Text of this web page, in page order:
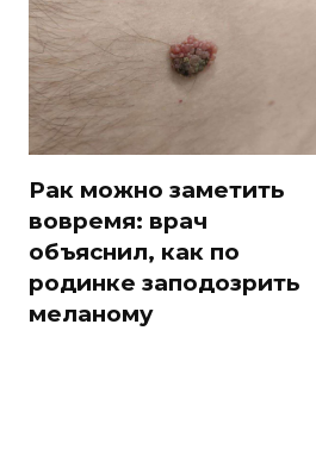
Рак можно заметить
вовремя: врач
объяснил, как по
родинке заподозрить
меланому